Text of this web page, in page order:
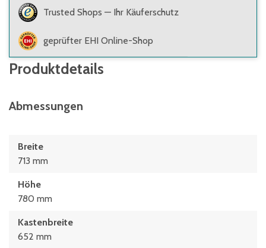
Trusted Shops — Ihr Käuferschutz
geprüfter EHI Online-Shop
Produktdetails
Abmessungen
Breite
713 mm
Höhe
780 mm
Kastenbreite
652 mm